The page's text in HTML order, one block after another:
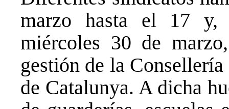
marzo hasta el 17 y,
miércoles 30 de
gestión de la
de Catalunya. A dicha